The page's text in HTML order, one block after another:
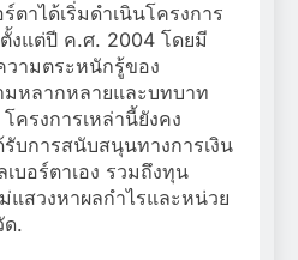
ตาได้เริ่มดำเนินโครงการ
งแต่ปี ค.ศ. 2004 โดยมี
วามตระหนักรู้ของ
มหลากหลายและบทบาท
ครงการเหล่านี้ยังคง
รับการสนับสนุนทางการเงิน
บอร์ตาเอง รวมถึงทุน
แสวงหาผลกำไรและหน่วย
ด.